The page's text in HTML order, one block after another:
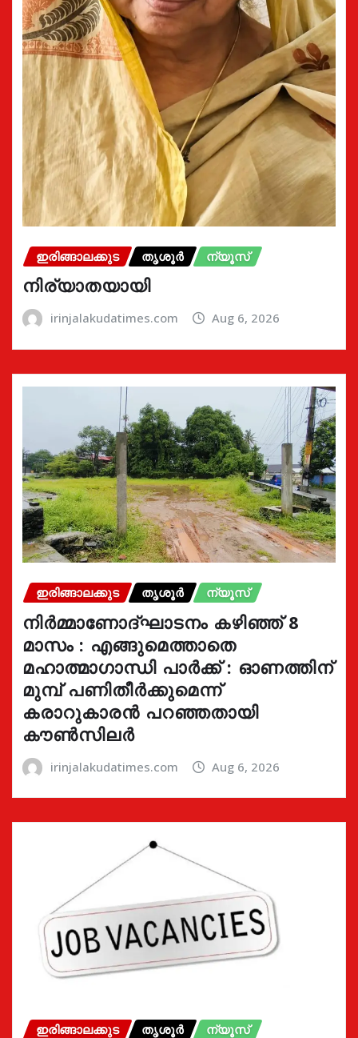
ഇരിങ്ങാലക്കുട തൃശൂർ ന്യൂസ്
നിര്യാതയായി
irinjalakudatimes.com Aug 6, 2026
ഇരിങ്ങാലക്കുട തൃശൂർ ന്യൂസ്
നിർമ്മാണോദ്ഘാടനം കഴിഞ്ഞ് 8
മാസം : എങ്ങുമെത്താതെ
മഹാത്മാഗാന്ധി പാർക്ക് : ഓണത്തിന്
മുമ്പ് പണിതീർക്കുമെന്ന്
കരാറുകാരൻ പറഞ്ഞതായി
കൗൺസിലർ
irinjalakudatimes.com Aug 6, 2026
ഇരിങ്ങാലക്കുട തൃശൂർ ന്യൂസ്